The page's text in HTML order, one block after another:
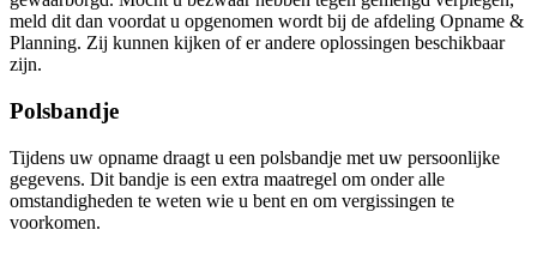
meld dit dan voordat u opgenomen wordt bij de afdeling Opname &
Planning. Zij kunnen kijken of er andere oplossingen beschikbaar
zijn.
Polsbandje
Tijdens uw opname draagt u een polsbandje met uw persoonlijke
gegevens. Dit bandje is een extra maatregel om onder alle
omstandigheden te weten wie u bent en om vergissingen te
voorkomen.